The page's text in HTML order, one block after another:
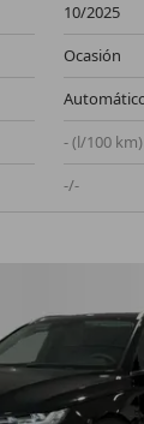
10/2025
Ocasión
- (l/100 km)
-/-